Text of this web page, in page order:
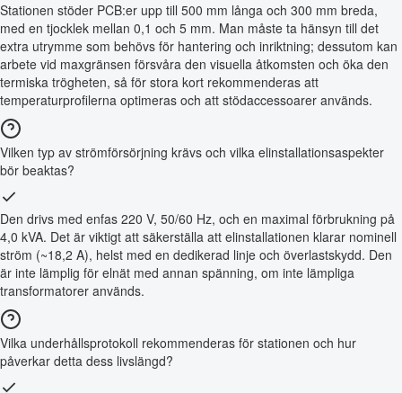
Stationen stöder PCB:er upp till 500 mm långa och 300 mm breda,
med en tjocklek mellan 0,1 och 5 mm. Man måste ta hänsyn till det
extra utrymme som behövs för hantering och inriktning; dessutom kan
arbete vid maxgränsen försvåra den visuella åtkomsten och öka den
termiska trögheten, så för stora kort rekommenderas att
temperaturprofilerna optimeras och att stödaccessoarer används.
Vilken typ av strömförsörjning krävs och vilka elinstallationsaspekter
bör beaktas?
Den drivs med enfas 220 V, 50/60 Hz, och en maximal förbrukning på
4,0 kVA. Det är viktigt att säkerställa att elinstallationen klarar nominell
ström (~18,2 A), helst med en dedikerad linje och överlastskydd. Den
är inte lämplig för elnät med annan spänning, om inte lämpliga
transformatorer används.
Vilka underhållsprotokoll rekommenderas för stationen och hur
påverkar detta dess livslängd?